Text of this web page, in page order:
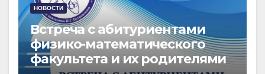
НОВОСТИ
Встреча с абитуриентами
физико-математического
факультета и их родителями